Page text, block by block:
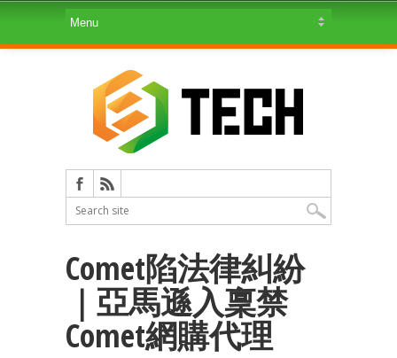
Comet陷法律糾紛
｜亞馬遜入稟禁
Comet網購代理